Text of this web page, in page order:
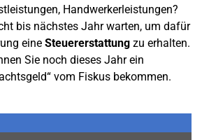
Handwerkerleistungen?
bis nächstes Jahr warten, um dafür
eine Steuererstattung zu erhalten.
Sie noch dieses Jahr ein
vom Fiskus bekommen.